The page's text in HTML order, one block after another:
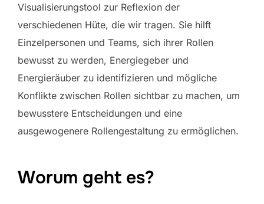
Visualisierungstool zur Reflexion der
verschiedenen Hüte, die wir tragen. Sie hilft
Einzelpersonen und Teams, sich ihrer Rollen
bewusst zu werden, Energiegeber und
Energieräuber zu identifizieren und mögliche
Konflikte zwischen Rollen sichtbar zu machen, um
bewusstere Entscheidungen und eine
ausgewogenere Rollengestaltung zu ermöglichen.
Worum geht es?